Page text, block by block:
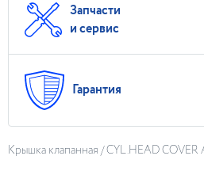
Запчасти
и сервис
Гарантия
Крышка клапанная / CYL.HEAD